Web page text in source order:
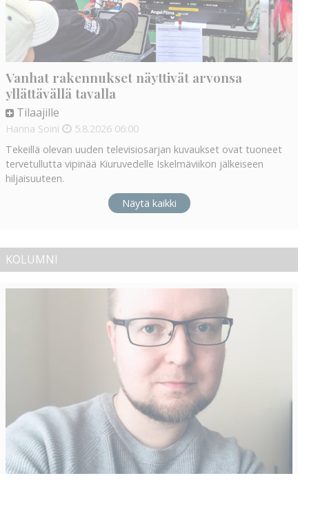
Vanhat rakennukset näyttivät arvonsa
yllättävällä tavalla
Tilaajille
Hanna Soini 5.8.2026 06:00
Tekeillä olevan uuden televisiosarjan kuvaukset ovat tuoneet
tervetullutta vipinää Kiuruvedelle Iskelmäviikon jälkeiseen
hiljaisuuteen.
Näytä kaikki
KOLUMNI